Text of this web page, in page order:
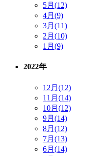
5月(12)
4月(9)
3月(11)
2月(10)
1月(9)
2022年
12月(12)
11月(14)
10月(12)
9月(14)
8月(12)
7月(13)
6月(14)